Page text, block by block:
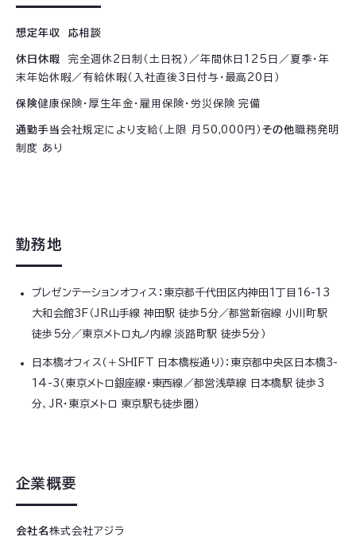
想定年収 応相談
休日休暇 完全週休2日制（土日祝）／年間休日125日／夏季・年
末年始休暇／有給休暇（入社直後3日付与・最高20日）
保険健康保険・厚生年金・雇用保険・労災保険 完備
通勤手当 会社規定により支給（上限 月50,000円）その他職務発明
制度 あり
勤務地
プレゼンテーションオフィス：東京都千代田区内神田1丁目16-13
大和会館3F（JR山手線 神田駅 徒歩5分／都営新宿線 小川町駅
徒歩5分／東京メトロ丸ノ内線 淡路町駅 徒歩5分）
日本橋オフィス（＋SHIFT 日本橋桜通り）：東京都中央区日本橋3-
14-3（東京メトロ銀座線・東西線／都営浅草線 日本橋駅 徒歩3
分、JR・東京メトロ 東京駅も徒歩圏）
企業概要
会社名株式会社アジラ